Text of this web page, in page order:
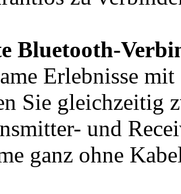
Bluetooth-
Erlebnisse
Sie gleichzeitig
und
ganz ohne